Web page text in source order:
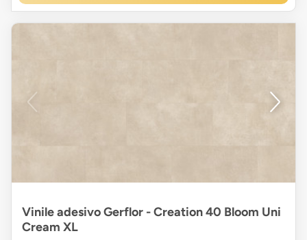
Vinile adesivo Gerflor - Creation 40 Bloom Uni
Cream XL